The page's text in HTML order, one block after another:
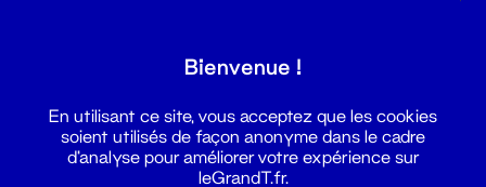
Musique
set + 78 RPM
24 - 25 sept. 2022
Bienvenue !
En utilisant ce site, vous acceptez que les cookies
soient utilisés de façon anonyme dans le cadre
d'analyse pour améliorer votre expérience sur
leGrandT.fr.